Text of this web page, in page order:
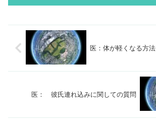
医：体が軽くなる方法
医： 彼氏連れ込みに関しての質問